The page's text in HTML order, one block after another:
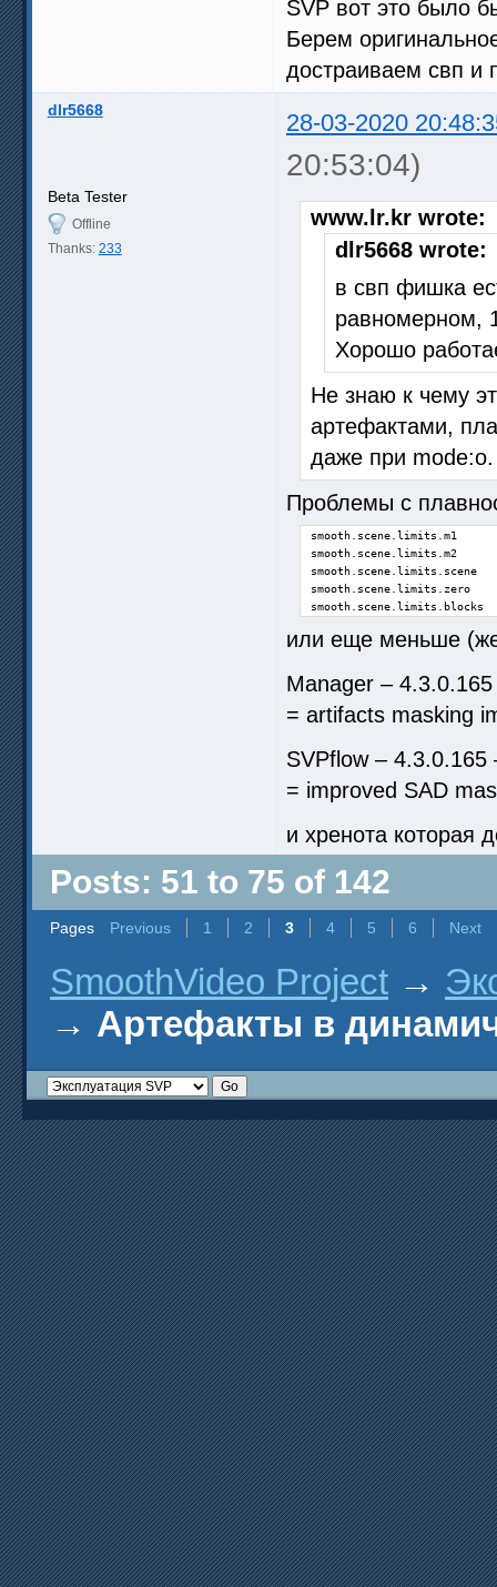
SVP вот это было
Берем
достраиваем свп и
dlr5668 28-03-2020
20:53:04)
Beta Tester
Offline
Thanks: 233
www.lr.kr wrote:
dlr5668 wrote:
в свп фишка
равномерном,
Хорошо
Не знаю к чему
артефактами,
даже при mode:o.
Проблемы с
smooth.scene.limits.m1
smooth.scene.limits.m2
smooth.scene.limits.scene
smooth.scene.limits.zero
или еще меньше
Manager –
= artifacts masking
SVPflow – 4.3.0.165
= improved SAD
и хренота которая
Posts: 51 to 75 of 142
Pages Previous 1 2 3 4 5 6 Next
SmoothVideo Project →
→ Артефакты в